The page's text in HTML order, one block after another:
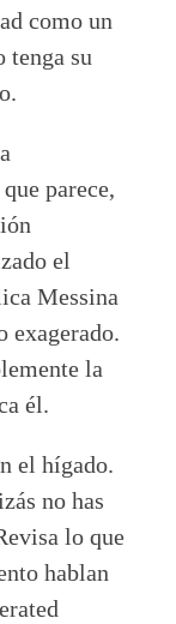
como un
tenga su
parece,
el
Messina
exagerado.
la
él.
el hígado.
no has
lo que
hablan